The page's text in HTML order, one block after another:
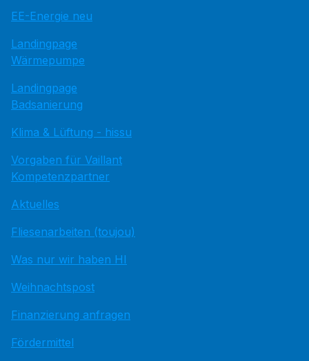
EE-Energie neu
Landingpage
Wärmepumpe
Landingpage
Badsanierung
Klima & Lüftung - hissu
Vorgaben für Vaillant
Kompetenzpartner
Aktuelles
Fliesenarbeiten (toujou)
Was nur wir haben HI
Weihnachtspost
Finanzierung anfragen
Fördermittel